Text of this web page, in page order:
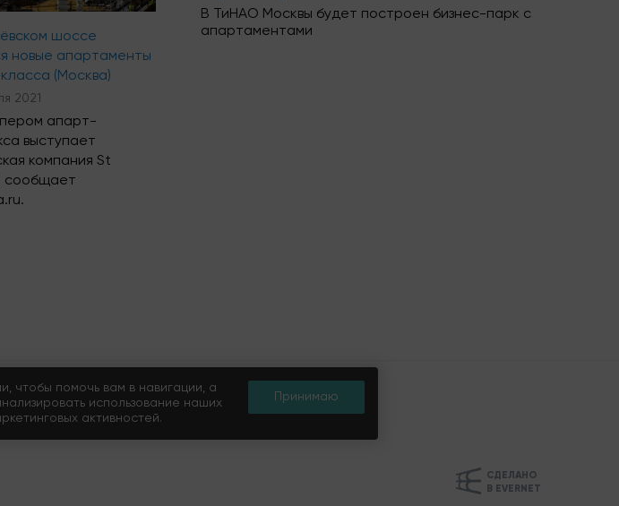
шоссе
новые апартаменты
(Москва)
2021
апарт-
выступает
компания St
сообщает
В ТиНАО Москвы будет построен бизнес-парк с
апартаментами
чтобы помочь вам в навигации, а
использование наших
активностей.
Принимаю
СДЕЛАНО
В EVERNET